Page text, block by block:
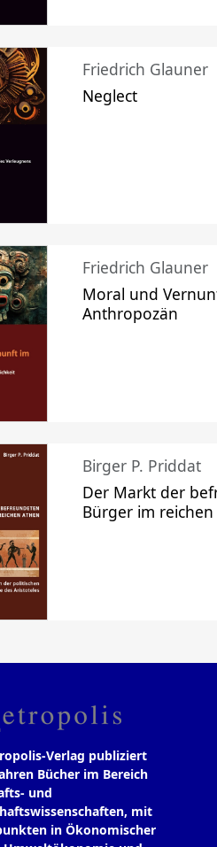
Friedrich Glauner
Neglect
Friedrich Glauner
Moral und
Anthropozän
Birger P. Priddat
Der Markt der
Bürger im
Verlag publiziert
Bücher im Bereich
und
mit
in Ökonomischer